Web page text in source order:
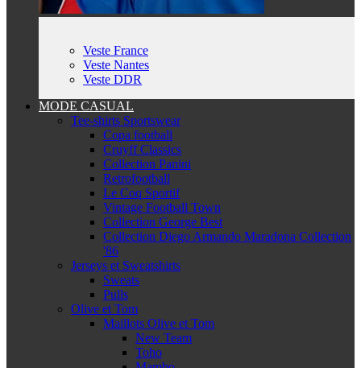
Veste France
Veste Nantes
Veste DDR
MODE CASUAL
Tee-shirts Sportswear
Copa football
Cruyff Classics
Collection Panini
Retrofootball
Le Coq Sportif
Vintage Football Town
Collection George Best
Collection Diego Armando Maradona Collection
'86
Jerseys et Sweatshirts
Sweats
Pulls
Olive et Tom
Maillots Olive et Tom
New Team
Toho